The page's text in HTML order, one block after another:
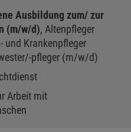
Ausbildung zum/ zur
(m/w/d), Altenpfleger
Krankenpfleger
pfleger (m/w/d)
Arbeit mit